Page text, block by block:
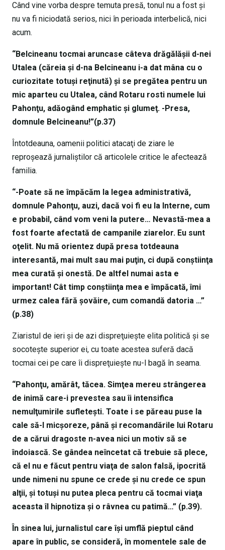
Când vine vorba despre temuta presă, tonul nu a fost şi
nu va fi niciodată serios, nici în perioada interbelică, nici
acum.
“Belcineanu tocmai aruncase câteva drăgălăşii d-nei
Utalea (căreia şi d-na Belcineanu i-a dat mâna cu o
curiozitate totuşi reţinută) şi se pregătea pentru un
mic aparteu cu Utalea, când Rotaru rosti numele lui
Pahonţu, adăogând emphatic şi glumeţ. -Presa,
domnule Belcineanu!”(p.37)
Întotdeauna, oamenii politici atacaţi de ziare le
reproşează jurnaliştilor că articolele critice le afectează
familia.
“-Poate să ne împăcăm la legea administrativă,
domnule Pahonţu, auzi, dacă voi fi eu la Interne, cum
e probabil, când vom veni la putere… Nevastă-mea a
fost foarte afectată de campanile ziarelor. Eu sunt
oţelit. Nu mă orientez după presa totdeauna
interesantă, mai mult sau mai puţin, ci după conştiinţa
mea curată şi onestă. De altfel numai asta e
important! Cât timp conştiinţa mea e împăcată, îmi
urmez calea fără şovăire, cum comandă datoria …”
(p.38)
Ziaristul de ieri şi de azi dispreţuieşte elita politică şi se
socoteşte superior ei, cu toate acestea suferă dacă
tocmai cei pe care îi dispreţuieşte nu-l bagă în seama.
“Pahonţu, amărât, tăcea. Simţea mereu strângerea
de inimă care-i prevestea sau îi intensifica
nemulţumirile sufleteşti. Toate i se păreau puse la
cale să-l micşoreze, până şi recomandările lui Rotaru
de a cărui dragoste n-avea nici un motiv să se
îndoiască. Se gândea neîncetat că trebuie să plece,
că el nu e făcut pentru viaţa de salon falsă, ipocrită
unde nimeni nu spune ce crede şi nu crede ce spun
alţii, şi totuşi nu putea pleca pentru că tocmai viaţa
aceasta îl hipnotiza şi o râvnea cu patimă…” (p.39).
În sinea lui, jurnalistul care îşi umflă pieptul când
apare în public, se consideră, în momentele sale de